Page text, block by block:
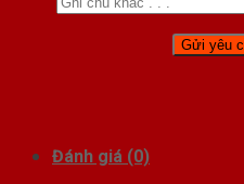
Đánh giá (0)